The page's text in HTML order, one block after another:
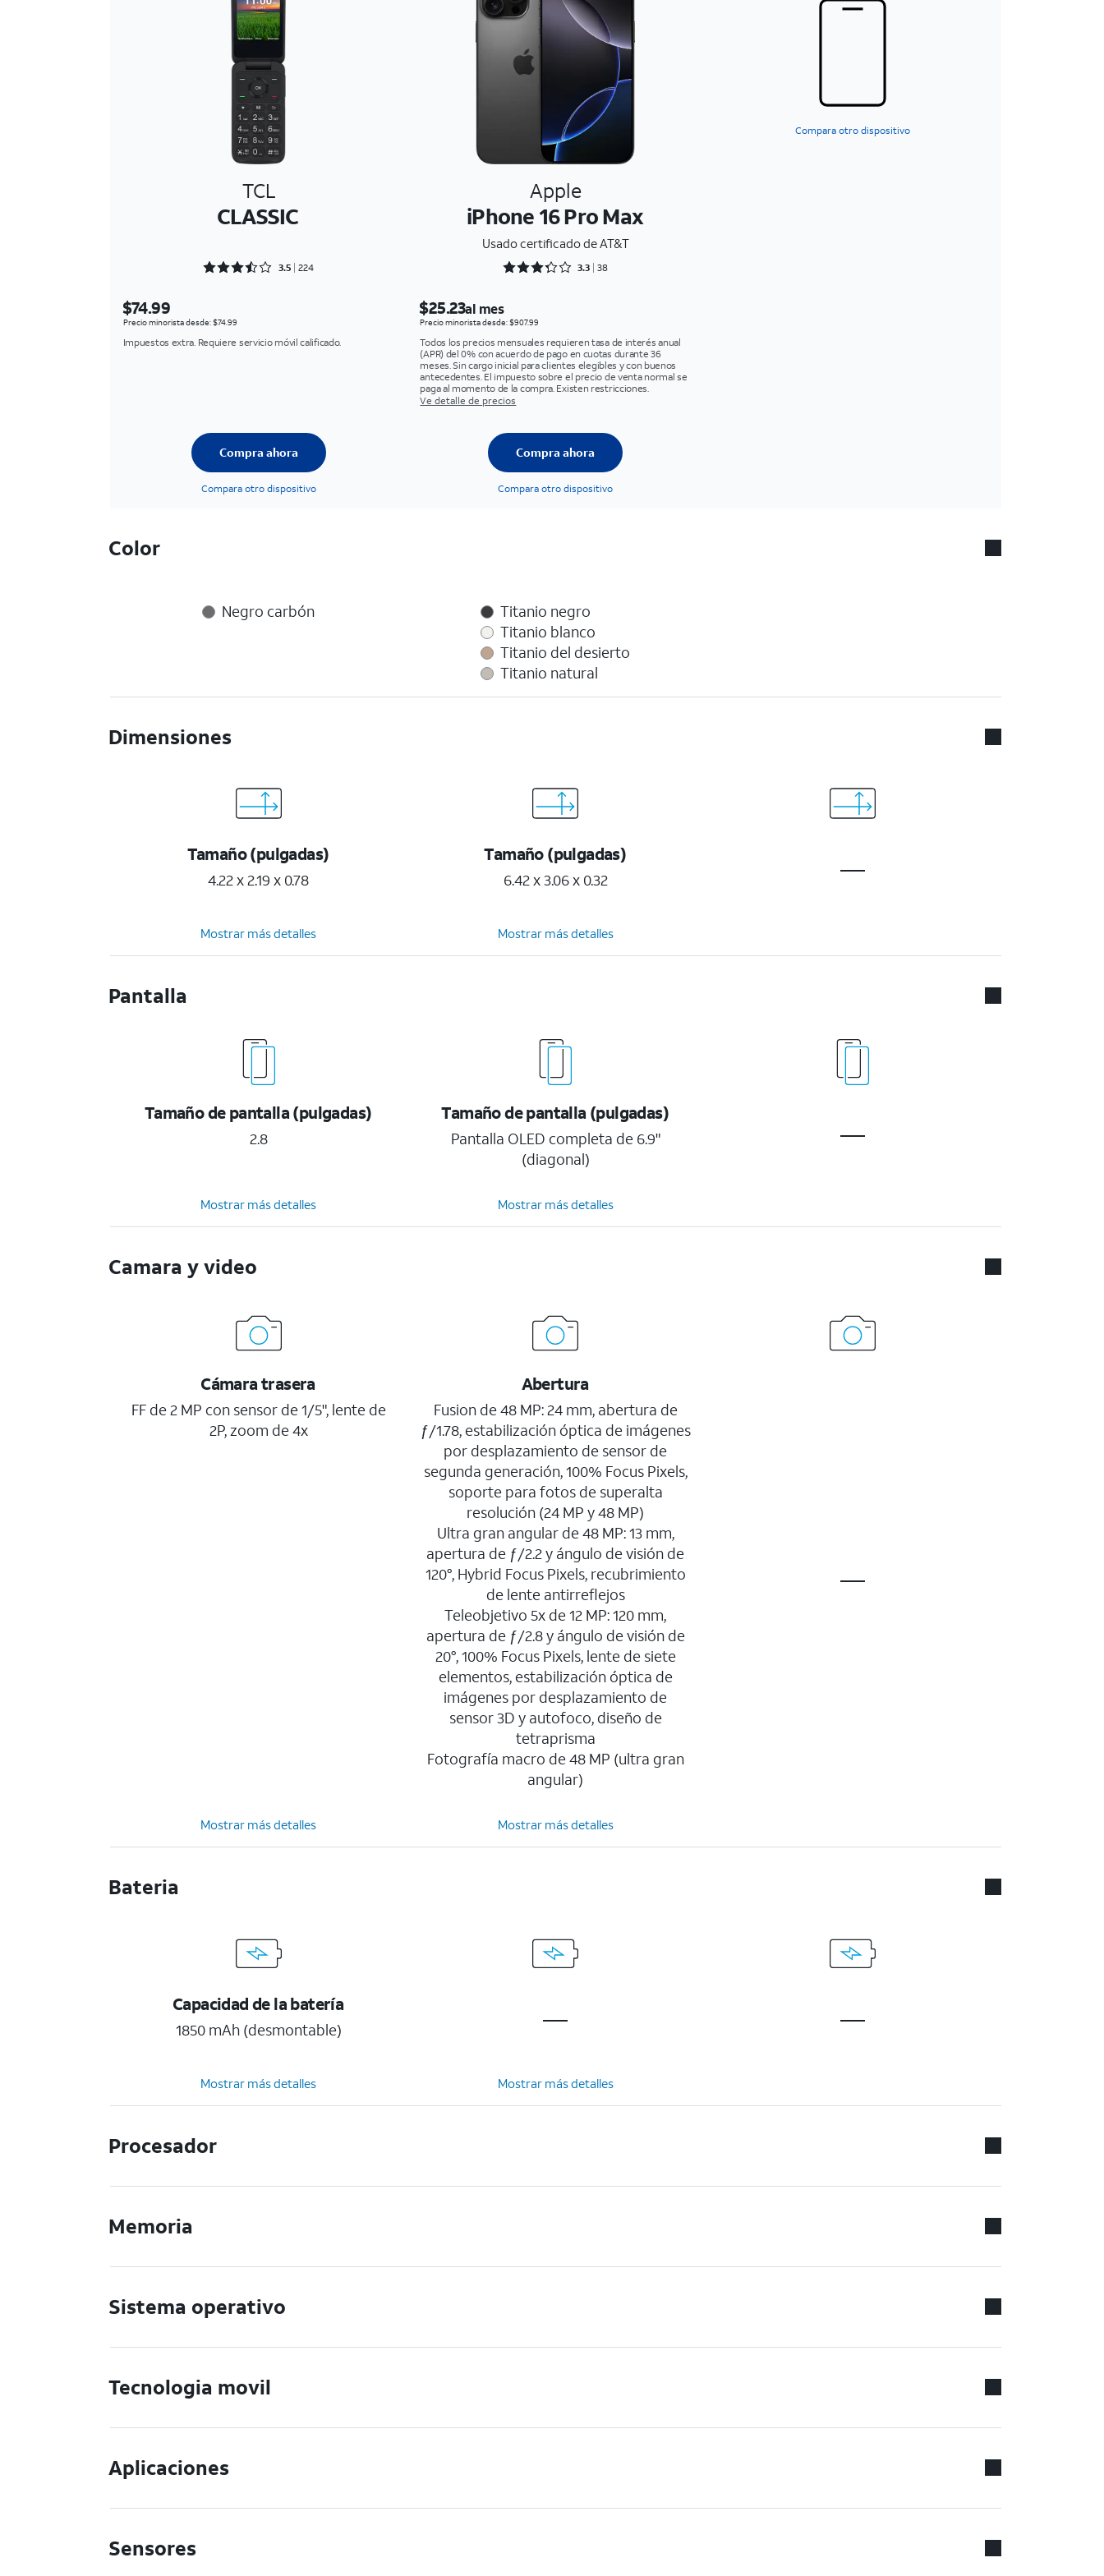
Compara otro dispositivo
TCL
CLASSIC
Apple
iPhone 16 Pro Max
Usado certificado de AT&T
Rated 3.5268 out of 5
3.5 224 Rated 3.3158 out of 5
3.3 38
$74.99
Precio minorista desde: $74.99
Impuestos extra. Requiere servicio móvil calificado.
$25.23al mes
Precio minorista desde: $907.99
Todos los precios mensuales requieren tasa de interés anual
(APR) del 0% con acuerdo de pago en cuotas durante 36
meses. Sin cargo inicial para clientes elegibles y con buenos
antecedentes. El impuesto sobre el precio de venta normal se
paga al momento de la compra. Existen restricciones.
Ve detalle de precios
Compra ahora
Compara otro dispositivo
Compra ahora
Compara otro dispositivo
Color
Negro carbón
Titanio negro
Titanio blanco
Titanio del desierto
Titanio natural
Dimensiones
Tamaño (pulgadas)
4.22 x 2.19 x 0.78
Tamaño (pulgadas)
6.42 x 3.06 x 0.32
Mostrar más detalles Mostrar más detalles
Pantalla
Tamaño de pantalla (pulgadas)
2.8
Tamaño de pantalla (pulgadas)
Pantalla OLED completa de 6.9"
(diagonal)
Mostrar más detalles Mostrar más detalles
Camara y video
Cámara trasera
FF de 2 MP con sensor de 1/5", lente de
2P, zoom de 4x
Abertura
Fusion de 48 MP: 24 mm, abertura de
ƒ/1.78, estabilización óptica de imágenes
por desplazamiento de sensor de
segunda generación, 100% Focus Pixels,
soporte para fotos de superalta
resolución (24 MP y 48 MP)
Ultra gran angular de 48 MP: 13 mm,
apertura de ƒ/2.2 y ángulo de visión de
120°, Hybrid Focus Pixels, recubrimiento
de lente antirreflejos
Teleobjetivo 5x de 12 MP: 120 mm,
apertura de ƒ/2.8 y ángulo de visión de
20°, 100% Focus Pixels, lente de siete
elementos, estabilización óptica de
imágenes por desplazamiento de
sensor 3D y autofoco, diseño de
tetraprisma
Fotografía macro de 48 MP (ultra gran
angular)
Mostrar más detalles Mostrar más detalles
Bateria
Capacidad de la batería
1850 mAh (desmontable)
Mostrar más detalles Mostrar más detalles
Procesador
Memoria
Sistema operativo
Tecnologia movil
Aplicaciones
Sensores